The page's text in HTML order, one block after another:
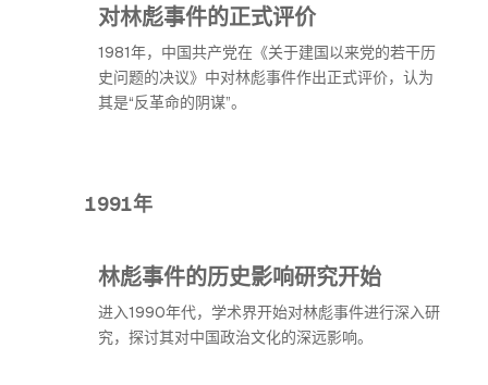
对林彪事件的正式评价
1981年，中国共产党在《关于建国以来党的若干历
史问题的决议》中对林彪事件作出正式评价，认为
其是“反革命的阴谋”。
1991年
林彪事件的历史影响研究开始
进入1990年代，学术界开始对林彪事件进行深入研
究，探讨其对中国政治文化的深远影响。